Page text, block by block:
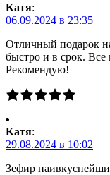
Катя:
06.09.2024 в 23:35
Отличный подарок
быстро и в срок. Все
Рекомендую!
Катя:
29.08.2024 в 10:02
Зефир